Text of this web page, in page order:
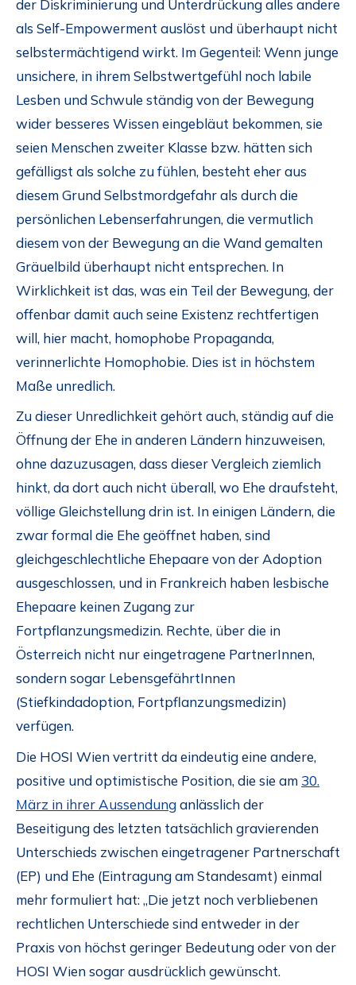
der Diskriminierung und Unterdrückung alles andere
als Self-Empowerment auslöst und überhaupt nicht
selbstermächtigend wirkt. Im Gegenteil: Wenn junge
unsichere, in ihrem Selbstwertgefühl noch labile
Lesben und Schwule ständig von der Bewegung
wider besseres Wissen eingebläut bekommen, sie
seien Menschen zweiter Klasse bzw. hätten sich
gefälligst als solche zu fühlen, besteht eher aus
diesem Grund Selbstmordgefahr als durch die
persönlichen Lebenserfahrungen, die vermutlich
diesem von der Bewegung an die Wand gemalten
Gräuelbild überhaupt nicht entsprechen. In
Wirklichkeit ist das, was ein Teil der Bewegung, der
offenbar damit auch seine Existenz rechtfertigen
will, hier macht, homophobe Propaganda,
verinnerlichte Homophobie. Dies ist in höchstem
Maße unredlich.
Zu dieser Unredlichkeit gehört auch, ständig auf die
Öffnung der Ehe in anderen Ländern hinzuweisen,
ohne dazuzusagen, dass dieser Vergleich ziemlich
hinkt, da dort auch nicht überall, wo Ehe draufsteht,
völlige Gleichstellung drin ist. In einigen Ländern, die
zwar formal die Ehe geöffnet haben, sind
gleichgeschlechtliche Ehepaare von der Adoption
ausgeschlossen, und in Frankreich haben lesbische
Ehepaare keinen Zugang zur
Fortpflanzungsmedizin. Rechte, über die in
Österreich nicht nur eingetragene PartnerInnen,
sondern sogar LebensgefährtInnen
(Stiefkindadoption, Fortpflanzungsmedizin)
verfügen.
Die HOSI Wien vertritt da eindeutig eine andere,
positive und optimistische Position, die sie am 30.
März in ihrer Aussendunganlässlich der
Beseitigung des letzten tatsächlich gravierenden
Unterschieds zwischen eingetragener Partnerschaft
(EP) und Ehe (Eintragung am Standesamt) einmal
mehr formuliert hat: „Die jetzt noch verbliebenen
rechtlichen Unterschiede sind entweder in der
Praxis von höchst geringer Bedeutung oder von der
HOSI Wien sogar ausdrücklich gewünscht.